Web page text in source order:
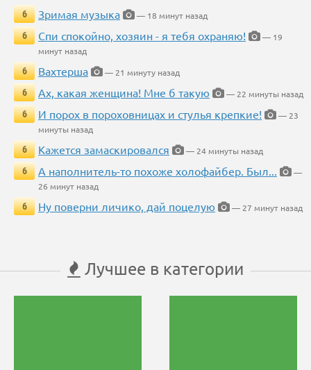
6
Зримая музыка
— 18 минут назад
6
Спи спокойно, хозяин - я тебя охраняю!
— 19
минут назад
6
Вахтерша
— 21 минуту назад
6
Ах, какая женщина! Мне б такую
— 22 минуты назад
6
И порох в пороховницах и стулья крепкие!
— 23
минуты назад
6
Кажется замаскировался
— 24 минуты назад
6
А наполнитель-то похоже холофайбер. Был...
—
26 минут назад
6
Ну поверни личико, дай поцелую — 27 минут назад
Лучшее в категории